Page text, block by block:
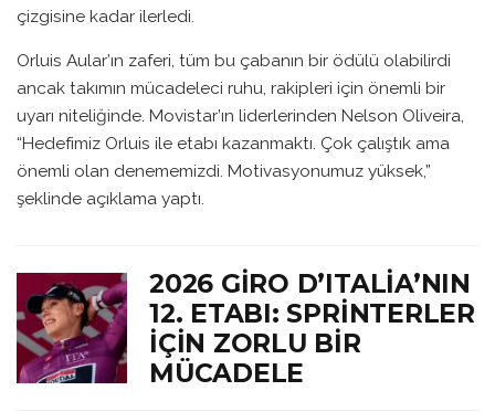
çizgisine kadar ilerledi.
Orluis Aular’ın zaferi, tüm bu çabanın bir ödülü olabilirdi
ancak takımın mücadeleci ruhu, rakipleri için önemli bir
uyarı niteliğinde. Movistar’ın liderlerinden Nelson Oliveira,
“Hedefimiz Orluis ile etabı kazanmaktı. Çok çalıştık ama
önemli olan denememizdi. Motivasyonumuz yüksek,”
şeklinde açıklama yaptı.
2026 GIRO D’ITALIA’NIN
12. ETABI: SPRINTERLER
İÇIN ZORLU BIR
MÜCADELE